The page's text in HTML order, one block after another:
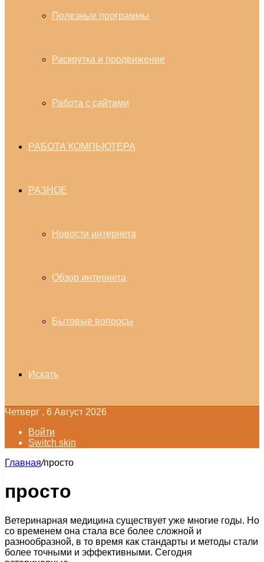
Полезные программы
Раскрутка и продвижение
Работа с сайтами
РАБОТА КОМПЬЮТЕРА
РАЗНОЕ
Новости интернета
Обзор интернета
Бытовые вопросы
Искать
Четверг , 6 Август 2026
Войти
Switch skin
Главная/просто
просто
Ветеринарная медицина существует уже многие годы. Но
со временем она стала все более сложной и
разнообразной, в то время как стандарты и методы стали
более точными и эффективными. Сегодня